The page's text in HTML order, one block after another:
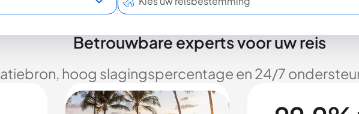
Betrouwbare experts voor uw reis
hoog slagingspercentage en 24/7